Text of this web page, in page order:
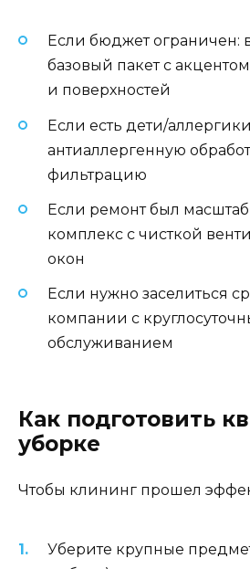
Если бюджет ограничен:
базовый пакет с
и поверхностей
Если есть дети/
антиаллергенную
фильтрацию
Если ремонт был
комплекс с чисткой
окон
Если нужно заселиться
компании с
обслуживанием
Как подготовить
уборке
Чтобы клининг прошел
Уберите крупные